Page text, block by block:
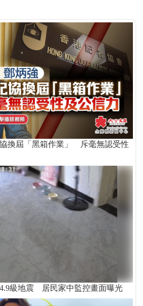
協換屆「黑箱作業」 斥毫無認受性
級地震 居民家中監控畫面曝光